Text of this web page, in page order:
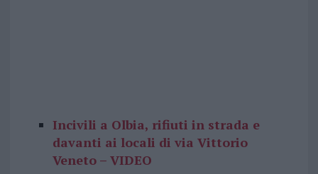
Incivili a Olbia, rifiuti in strada e
davanti ai locali di via Vittorio
Veneto – VIDEO